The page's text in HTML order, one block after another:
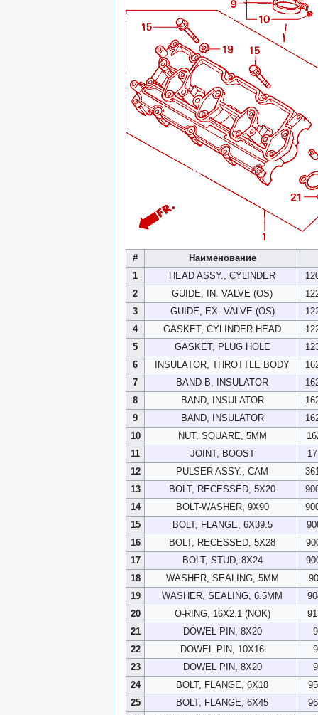
#
Наименование
1
HEAD ASSY., CYLINDER
2
GUIDE, IN. VALVE (OS)
3
GUIDE, EX. VALVE (OS)
4
GASKET, CYLINDER HEAD
5
GASKET, PLUG HOLE
6
INSULATOR, THROTTLE BODY
7
BAND B, INSULATOR
8
BAND, INSULATOR
9
BAND, INSULATOR
10
NUT, SQUARE, 5MM
11
JOINT, BOOST
12
PULSER ASSY., CAM
13
BOLT, RECESSED, 5X20
14
BOLT-WASHER, 9X90
15
BOLT, FLANGE, 6X39.5
16
BOLT, RECESSED, 5X28
17
BOLT, STUD, 8X24
18
WASHER, SEALING, 5MM
19
WASHER, SEALING, 6.5MM
20
O-RING, 16X2.1 (NOK)
21
DOWEL PIN, 8X20
22
DOWEL PIN, 10X16
23
DOWEL PIN, 8X20
24
BOLT, FLANGE, 6X18
25
BOLT, FLANGE, 6X45